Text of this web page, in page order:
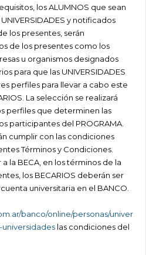
los ALUMNOS que sean
y notificados
los presentes, serán
de los presentes como los
u organismos designados
para que las UNIVERSIDADES
perfiles para llevar a cabo este
La selección se realizará
perfiles que determinen las
participantes del PROGRAMA.
cumplir con las condiciones
Términos y Condiciones.
la BECA, en los términos de la
los BECARIOS deberán ser
universitaria en el BANCO.
banco/online/personas/univer
las condiciones del